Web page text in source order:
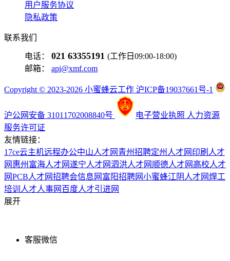
用户服务协议
隐私政策
联系我们
电话： 021 63355191 (工作日09:00-18:00)
邮箱： api@xmf.com
Copyright © 2023-2026 小蜜蜂云工作 沪ICP备19037661号-1
沪公网安备 31011702008840号 电子营业执照 人力资源
服务许可证
友情链接：
17ce云主机远程办公中山人才网 青州招聘定州人才网 印刷人才
网 惠州富海人才网遂宁人才网泗洪人才网 顺德人才网 高校人才
网PCB人才网招聘会信息网 富阳招聘网小蜜蜂江阴人才网焊工
培训 人才人事网 百度人才引进网
展开
客服微信